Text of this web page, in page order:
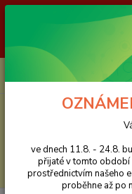
Vážení zákazníci, ve
Objednávky přijaté v tomto
prostřednictvím našeho e-
až po našem návratu (tedy od
ve dnech 11.8. - 24.8.
přijaté v tomto období
prostřednictvím našeho
proběhne až po